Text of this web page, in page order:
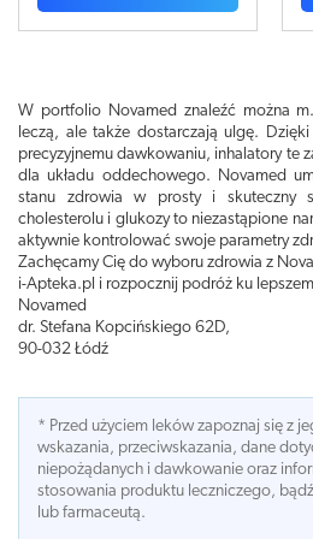
W portfolio Novamed znaleźć można
leczą, ale także dostarczają ulgę.
precyzyjnemu dawkowaniu, inhalatory te
dla układu oddechowego. Novamed
stanu zdrowia w prosty i skuteczny
cholesterolu i glukozy to niezastąpione
aktywnie kontrolować swoje parametry
Zachęcamy Cię do wyboru zdrowia z
i-Apteka.pl i rozpocznij podróż ku
Novamed
dr. Stefana Kopcińskiego 62D,
90-032 Łódź
* Przed użyciem leków zapoznaj się z
wskazania, przeciwskazania, dane
niepożądanych i dawkowanie oraz
stosowania produktu leczniczego,
lub farmaceutą.